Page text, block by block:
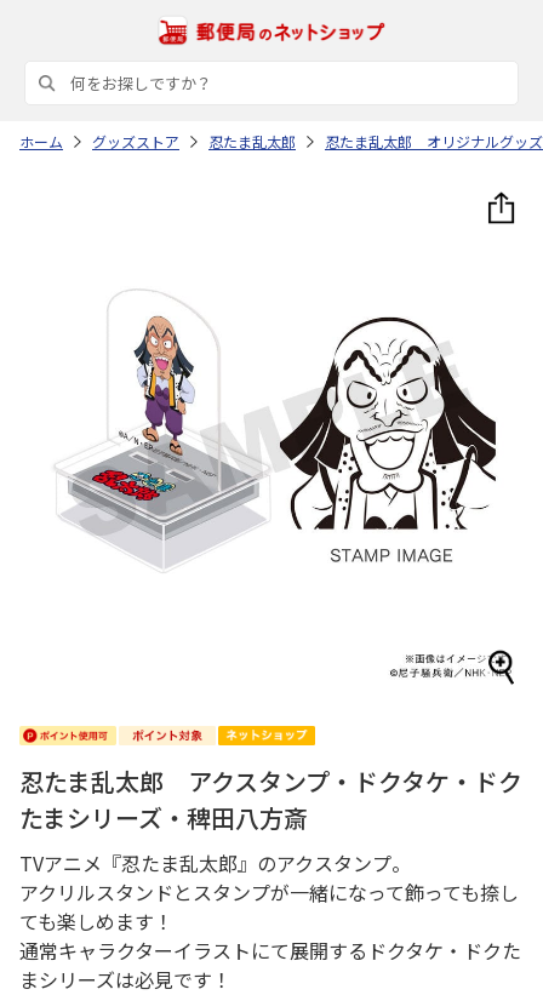
ホーム グッズストア 忍たま乱太郎 忍たま乱太郎 オリジナルグッズ
忍たま乱太郎 アクスタンプ・ドクタケ・ドク
たまシリーズ・稗田八方斎
TVアニメ『忍たま乱太郎』のアクスタンプ。
アクリルスタンドとスタンプが一緒になって飾っても捺し
ても楽しめます！
通常キャラクターイラストにて展開するドクタケ・ドクた
まシリーズは必見です！